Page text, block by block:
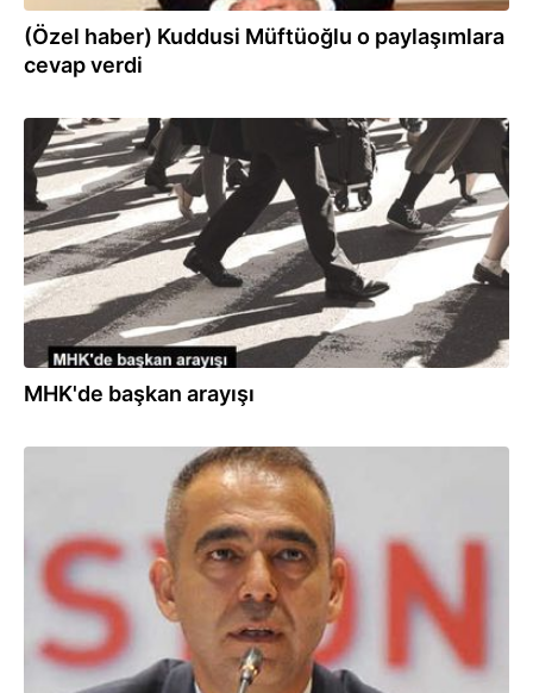
(Özel haber) Kuddusi Müftüoğlu o paylaşımlara
cevap verdi
20.08.2020
MHK'de başkan arayışı